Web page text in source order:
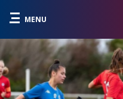
MENU